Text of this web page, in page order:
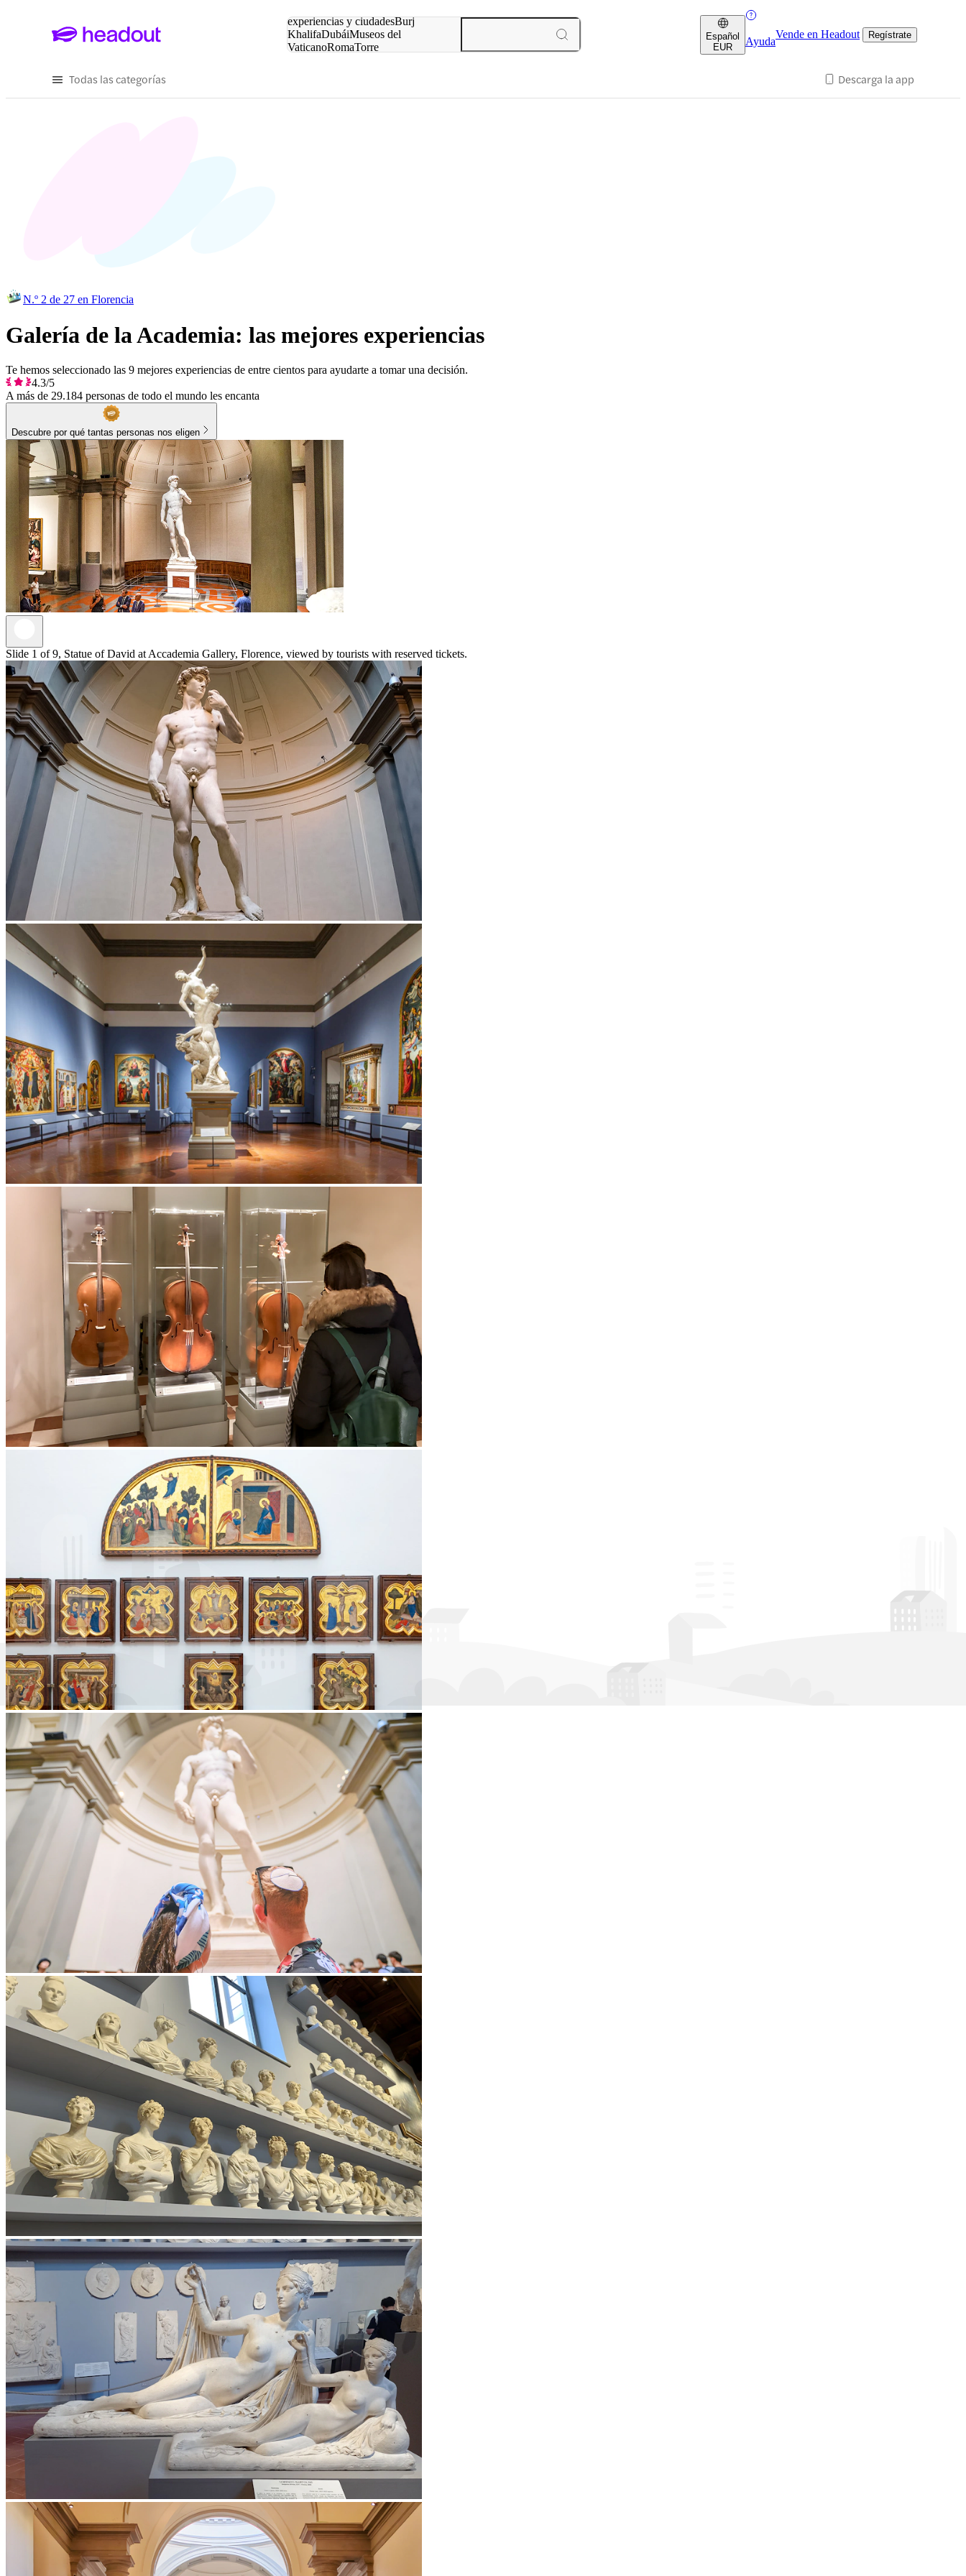
experiencias y ciudadesBurj
KhalifaDubáiMuseos del
VaticanoRomaTorre
Español
EUR
Ayuda
Vende en Headout Regístrate
Todas las categorías Descarga la app
N.º 2 de 27 en Florencia
Galería de la Academia: las mejores experiencias
Te hemos seleccionado las 9 mejores experiencias de entre cientos para ayudarte a tomar una decisión.
4.3/5
A más de 29.184 personas de todo el mundo les encanta
Descubre por qué tantas personas nos eligen
Slide 1 of 9, Statue of David at Accademia Gallery, Florence, viewed by tourists with reserved tickets.